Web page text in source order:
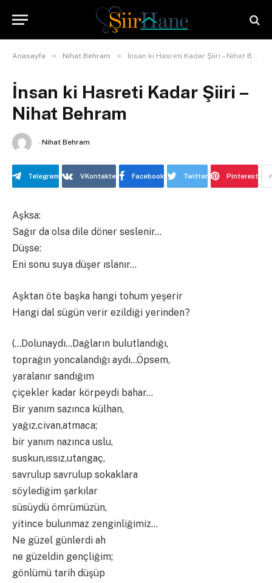
Anasayfa » Nihat Behram » İnsan ki Hasreti Kadar Şiiri – Nihat Behram
İnsan ki Hasreti Kadar Şiiri –
Nihat Behram
-Nihat Behram
Telegram VKontakte Facebook Twitter Pinterest
Aşksa:
Sağır da olsa dile döner seslenir…
Düşse:
Eni sonu suya düşer ıslanır…
Aşktan öte başka hangi tohum yeşerir
Hangi dal sügün verir ezildiği yerinden?
(…Dolunaydı…Dağların bulutlandığı,
toprağın yoncalandığı aydı…Öpsem,
yaralanır sandığım
çiçekler kadar körpeydi bahar…
Bir yanım sazınca külhan,
yağız,civan,atmaca;
bir yanım nazınca uslu,
suskun,ıssız,utangaç,
savrulup savrulup sokaklara
söylediğim şarkılar
süsüydü ömrümüzün,
yitince bulunmaz zenginliğimiz…
Ne güzel günlerdi ah
ne güzeldin gençliğim;
gönlümü tarih düşüp